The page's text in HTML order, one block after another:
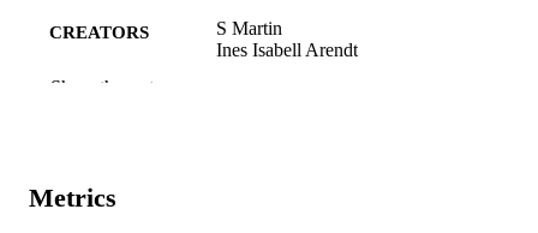
CREATORS
S Martin
Ines Isabell Arendt
Show the rest
Metrics